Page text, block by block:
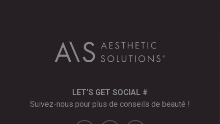
LET’S GET SOCIAL #
Suivez-nous pour plus de conseils de beauté !